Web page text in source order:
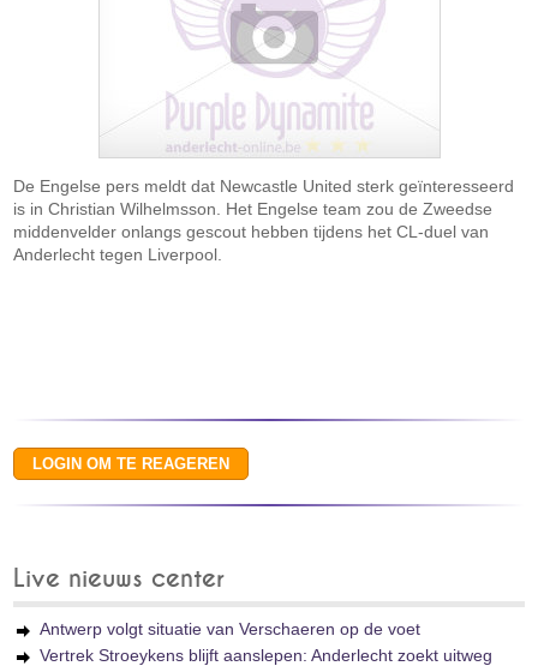
De Engelse pers meldt dat Newcastle United sterk geïnteresseerd
is in Christian Wilhelmsson. Het Engelse team zou de Zweedse
middenvelder onlangs gescout hebben tijdens het CL-duel van
Anderlecht tegen Liverpool.
Live nieuws center
Antwerp volgt situatie van Verschaeren op de voet
Vertrek Stroeykens blijft aanslepen: Anderlecht zoekt uitweg